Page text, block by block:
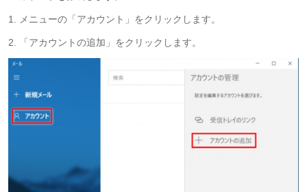
1. メニューの「アカウント」をクリックします。
2. 「アカウントの追加」をクリックします。